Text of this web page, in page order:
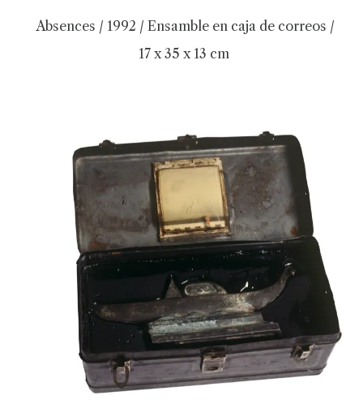
Absences / 1992 / Ensamble en caja de correos /
17 x 35 x 13 cm